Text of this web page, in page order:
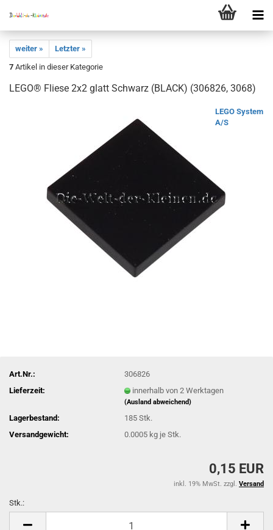
weiter »
Letzter »
7 Artikel in dieser Kategorie
LEGO® Fliese 2x2 glatt Schwarz (BLACK) (306826, 3068)
LEGO System
A/S
Art.Nr.:
306826
Lieferzeit:
innerhalb von 2 Werktagen
(Ausland abweichend)
Lagerbestand: 185Stk.
Versandgewicht:
0.0005 kg je Stk.
0,15 EUR
inkl. 19% MwSt. zzgl. Versand
Stk.: